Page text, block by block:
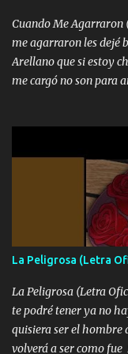
Cuando Me Agarraron
me agarraron les dejé
Arellano que si estoy
me cargó no son para
Yo Soy El De Las
fajado y mi R terciado
mando un abrazo
Ando en la colonia
fallado para mi
Especial sabe que lo
tomando con mujeres
bien cuidado bien
lo que hablo Entre
La Peligrosa (Letra
La Peligrosa (Letra
te podré tener ya no
quisiera ser el hombre
volverá a ser como fue